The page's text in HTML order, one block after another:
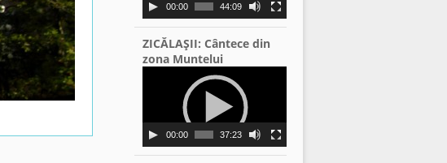
00:00 44:09
ZICĂLAŞII: Cântece din
zona Muntelui
00:00 37:23